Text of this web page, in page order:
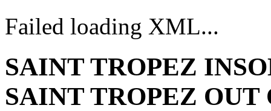
Failed loading XML...
SAINT TROPEZ
SAINT TROPEZ OUT